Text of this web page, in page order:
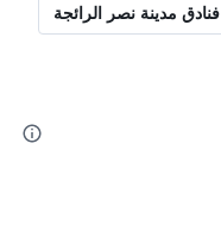
فنادق مدينة نصر الرائجة